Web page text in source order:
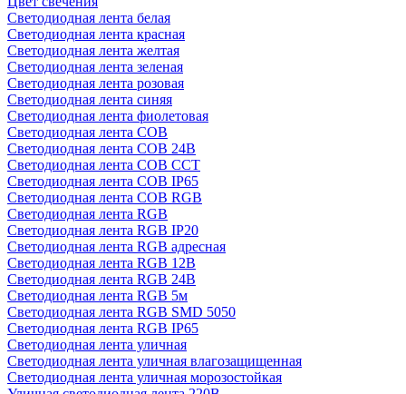
Светодиодная лента белая
Светодиодная лента красная
Светодиодная лента желтая
Светодиодная лента зеленая
Светодиодная лента розовая
Светодиодная лента синяя
Светодиодная лента фиолетовая
Светодиодная лента COB
Светодиодная лента COB 24В
Светодиодная лента COB CCT
Светодиодная лента COB IP65
Светодиодная лента COB RGB
Светодиодная лента RGB
Светодиодная лента RGB IP20
Светодиодная лента RGB адресная
Светодиодная лента RGB 12В
Светодиодная лента RGB 24В
Светодиодная лента RGB 5м
Светодиодная лента RGB SMD 5050
Светодиодная лента RGB IP65
Светодиодная лента уличная
Светодиодная лента уличная влагозащищенная
Светодиодная лента уличная морозостойкая